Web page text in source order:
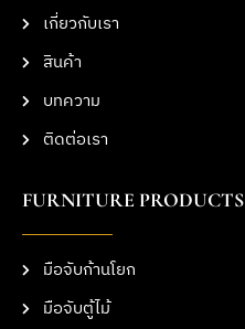
เกี่ยวกับเรา
สินค้า
บทความ
ติดต่อเรา
FURNITURE PRODUCTS
มือจับก้านโยก
มือจับตู้ไม้